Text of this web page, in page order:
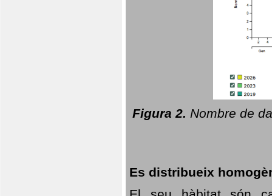
Figura 2. Nombre de
Es distribueix